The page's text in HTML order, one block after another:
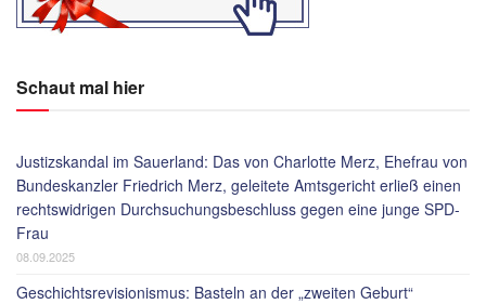
Schaut mal hier
Justizskandal im Sauerland: Das von Charlotte Merz, Ehefrau von
Bundeskanzler Friedrich Merz, geleitete Amtsgericht erließ einen
rechtswidrigen Durchsuchungsbeschluss gegen eine junge SPD-
Frau
08.09.2025
Geschichtsrevisionismus: Basteln an der „zweiten Geburt“